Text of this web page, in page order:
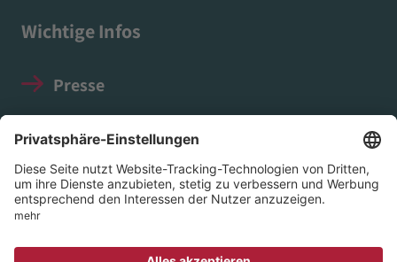
Wichtige Infos
Presse
Datenschutz